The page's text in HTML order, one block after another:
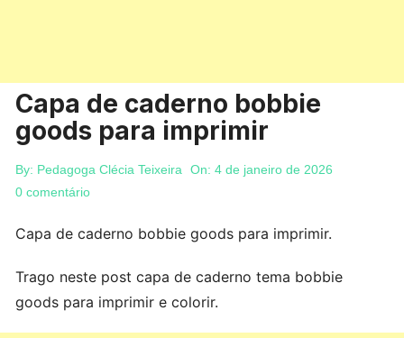
Capa de caderno bobbie
goods para imprimir
By: Pedagoga Clécia Teixeira On:4 de janeiro de 2026
0 comentário
Capa de caderno bobbie goods para imprimir.
Trago neste post capa de caderno tema bobbie
goods para imprimir e colorir.